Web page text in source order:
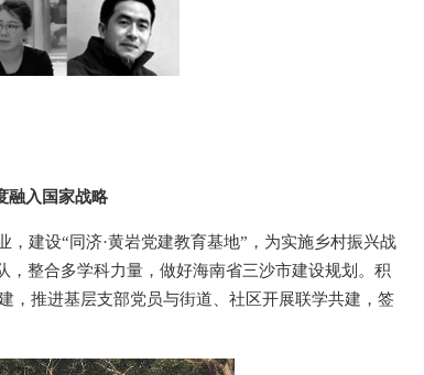
融入国家战略
建设“同济·黄岩党建教育基地”，为实施乡村振兴战
整合多学科力量，做好海南省三沙市建设规划。积
，推进基层支部党员与街道、社区开展联学共建，签